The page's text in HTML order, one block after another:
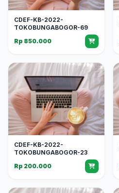
CDEF-KB-2022-
TOKOBUNGABOGOR-69
Rp 850.000
CDEF-KB-2022-
TOKOBUNGABOGOR-23
Rp 200.000